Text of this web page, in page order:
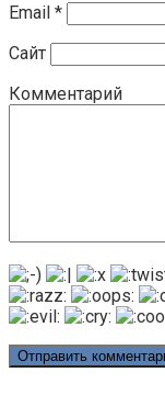
Email *
Сайт
Комментарий